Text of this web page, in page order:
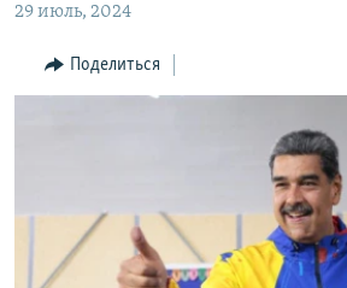
навигации
Вернутся
RFE/RL ДИРЕКТ
НАСТОЯЩЕЕ ВРЕМЯ
29 июль, 2024
Поделиться